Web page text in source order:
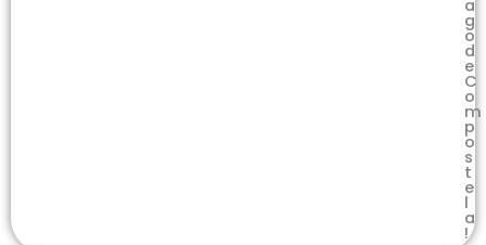
a
g
o
d
e
C
o
m
p
o
s
t
e
l
a
!